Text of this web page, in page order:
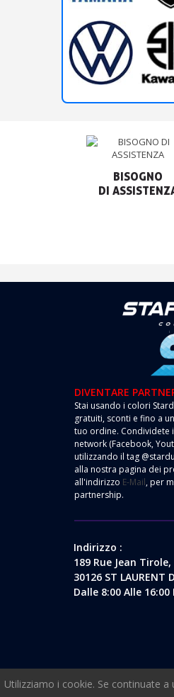
BISOGNO
DIVENTARE
Stai usando i colori
gratuiti, sconti e fino a
tuo ordine. Condividete
network (Facebook,
utilizzando il tag
alla nostra pagina dei
all'indirizzo E-Mail, per
partnership.
Indirizzo :
189 Rue Jean Tirole,
30126 ST LAURENT
Dalle 8:00 Alle
Utilizziamo i cookie. Se continuate